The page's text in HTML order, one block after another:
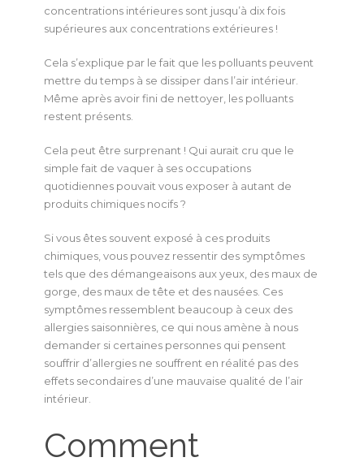
concentrations intérieures sont jusqu’à dix fois
supérieures aux concentrations extérieures !
Cela s’explique par le fait que les polluants peuvent
mettre du temps à se dissiper dans l’air intérieur.
Même après avoir fini de nettoyer, les polluants
restent présents.
Cela peut être surprenant ! Qui aurait cru que le
simple fait de vaquer à ses occupations
quotidiennes pouvait vous exposer à autant de
produits chimiques nocifs ?
Si vous êtes souvent exposé à ces produits
chimiques, vous pouvez ressentir des symptômes
tels que des démangeaisons aux yeux, des maux de
gorge, des maux de tête et des nausées. Ces
symptômes ressemblent beaucoup à ceux des
allergies saisonnières, ce qui nous amène à nous
demander si certaines personnes qui pensent
souffrir d’allergies ne souffrent en réalité pas des
effets secondaires d’une mauvaise qualité de l’air
intérieur.
Comment